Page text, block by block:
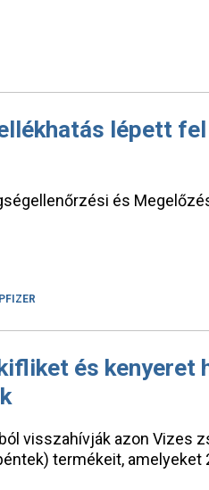
lépett
és
PFIZER
és kenyeret
visszahívják azon Vizes
termékeit,